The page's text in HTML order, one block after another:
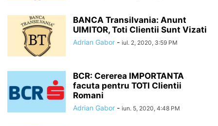
BANCA Transilvania: Anunt
UIMITOR, Toti Clientii Sunt Vizati
Adrian Gabor - iul. 2, 2020, 3:59 PM
BCR: Cererea IMPORTANTA
facuta pentru TOTI Clientii
Romani
Adrian Gabor - iun. 5, 2020, 4:48 PM